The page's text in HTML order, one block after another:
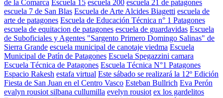
de la Comarca Escuela 15 escuela 200 escuela 21 de patagones
escuela 7 de San Blas Escuela de Arte Alcides Biagetti escuela de
arte de patagones Escuela de Educación Técnica n° 1 Patagones
escuela de equitacion de patagones escuela de guardavidas Escuela
de Suboficiales y Agentes "Sargento Primero Domingo Salinas" de
Sierra Grande escuela municipal de canotaje viedma Escuela
Municipal de Patín de Patagones Escuela Spegazzini camara
Escuela Técnica de Patagones Escuela Técnica N°1 Patagones
Espacio Rakesh estafa virtual Este sábado se realizará la 12º Edición
Fiesta de San Juan en el Centro Vasco Esteban Bullrich Eva Perón
evalyn rousiot silbana cullumilla evelyn rousiot ex los gardelitos